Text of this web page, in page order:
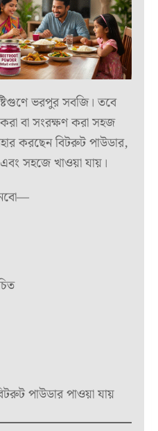
ভরপুর সবজি। তবে
বা সংরক্ষণ করা সহজ
করছেন বিটরুট পাউডার,
এবং সহজে খাওয়া যায়।
পাউডার পাওয়া যায়